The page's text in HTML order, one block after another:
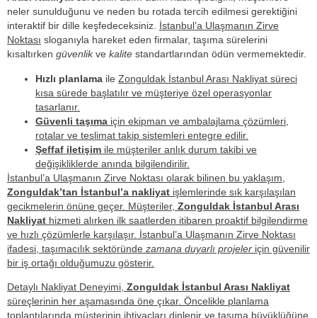
neler sunulduğunu ve neden bu rotada tercih edilmesi gerektiğini
interaktif bir dille keşfedeceksiniz. İstanbul’a Ulaşmanın Zirve
Noktası sloganıyla hareket eden firmalar, taşıma sürelerini
kısaltırken güvenlikve kalite standartlarından ödün vermemektedir.
Hızlı planlama ile Zonguldak İstanbul Arası Nakliyat süreci
kısa sürede başlatılır ve müşteriye özel operasyonlar
tasarlanır.
Güvenli taşıma için ekipman ve ambalajlama çözümleri,
rotalar ve teslimat takip sistemleri entegre edilir.
Şeffaf iletişim ile müşteriler anlık durum takibi ve
değişikliklerde anında bilgilendirilir.
İstanbul’a Ulaşmanın Zirve Noktası olarak bilinen bu yaklaşım,
Zonguldak’tan İstanbul’a nakliyat işlemlerinde sık karşılaşılan
gecikmelerin önüne geçer. Müşteriler, Zonguldak İstanbul Arası
Nakliyat hizmeti alırken ilk saatlerden itibaren proaktif bilgilendirme
ve hızlı çözümlerle karşılaşır. İstanbul’a Ulaşmanın Zirve Noktası
ifadesi, taşımacılık sektöründe zamana duyarlı projeler için güvenilir
bir iş ortağı olduğumuzu gösterir.
Detaylı Nakliyat Deneyimi, Zonguldak İstanbul Arası Nakliyat
süreçlerinin her aşamasında öne çıkar. Öncelikle planlama
toplantılarında müşterinin ihtiyaçları dinlenir ve taşıma büyüklüğüne